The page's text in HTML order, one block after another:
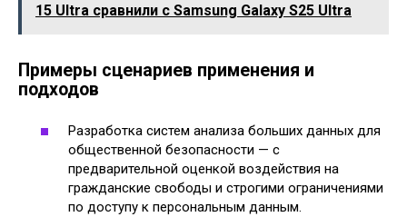
15 Ultra сравнили с Samsung Galaxy S25 Ultra
Примеры сценариев применения и
подходов
Разработка систем анализа больших данных для
общественной безопасности — с
предварительной оценкой воздействия на
гражданские свободы и строгими ограничениями
по доступу к персональным данным.